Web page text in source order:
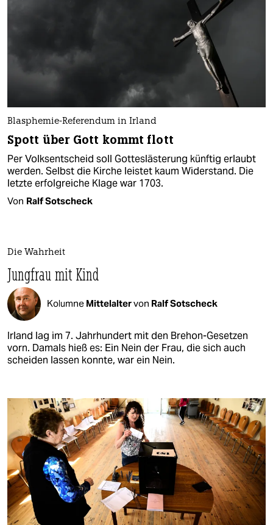
Blasphemie-Referendum in Irland
Spott über Gott kommt flott
Per Volksentscheid soll Gotteslästerung künftig erlaubt
werden. Selbst die Kirche leistet kaum Widerstand. Die
letzte erfolgreiche Klage war 1703.
Von Ralf Sotscheck
Die Wahrheit
Jungfrau mit Kind
Kolumne Mittelaltervon Ralf Sotscheck
Irland lag im 7. Jahrhundert mit den Brehon-Gesetzen
vorn. Damals hieß es: Ein Nein der Frau, die sich auch
scheiden lassen konnte, war ein Nein.